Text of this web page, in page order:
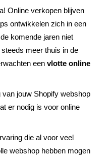
Online verkopen blijven
ontwikkelen zich in een
komende jaren niet
meer thuis in de
een vlotte online
jouw Shopify webshop
er nodig is voor online
die al voor veel
webshop hebben mogen